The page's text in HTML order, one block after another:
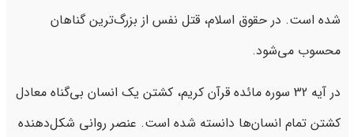
شده است. در حقوق اسلام، قتل نفس از بزرگ‌ترین گناهان
محسوب می‌شود.
در آیه 32 سوره مائده قرآن کریم، کشتن یک انسان بی‌گناه معادل
کشتن تمام انسان‌ها دانسته شده است. عنصر روانی شکل‌دهنده